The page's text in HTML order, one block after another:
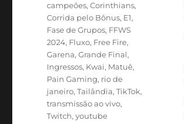
campeões,Corinthians,
Corrida pelo Bônus, E1,
Fase de Grupos, FFWS
2024, Fluxo, Free Fire,
Garena,Grande Final,
Ingressos, Kwai, Matuê,
Pain Gaming, rio de
janeiro,Tailândia,TikTok,
transmissão ao vivo,
Twitch,youtube